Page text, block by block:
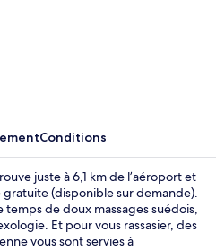
Conditions
juste à 6,1 km de l’aéroport et
(disponible sur demande).
temps de doux massages suédois,
Et pour vous rassasier, des
vous sont servies à